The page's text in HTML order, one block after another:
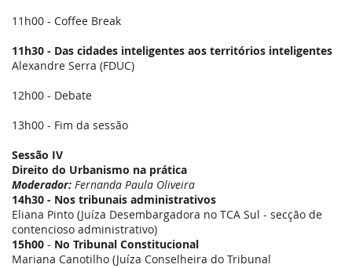
11h00 - Coffee Break
11h30 - Das cidades inteligentes aos territórios inteligentes
Alexandre Serra (FDUC)
12h00 - Debate
13h00 - Fim da sessão
Sessão IV
Direito do Urbanismo na prática
Moderador: Fernanda Paula Oliveira
14h30 - Nos tribunais administrativos
Eliana Pinto (Juíza Desembargadora no TCA Sul - secção de
contencioso administrativo)
15h00 - No Tribunal Constitucional
Mariana Canotilho (Juíza Conselheira do Tribunal